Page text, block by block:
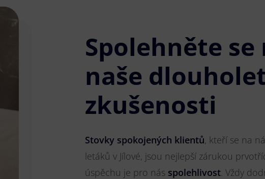
Spolehněte se
naše
zkušenosti
Stovky spokojených klientů, kteří se na
letáků v Jílové, jsou nejlepší zárukou
úspěchu je pro nás spolehlivost. Vždy